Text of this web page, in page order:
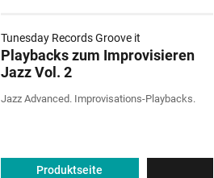
Tunesday Records Groove it
Playbacks zum Improvisieren
Jazz Vol. 2
Jazz Advanced. Improvisations-Playbacks.
Produktseite